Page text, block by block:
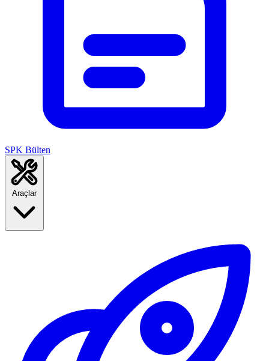
SPK Bülten
Araçlar